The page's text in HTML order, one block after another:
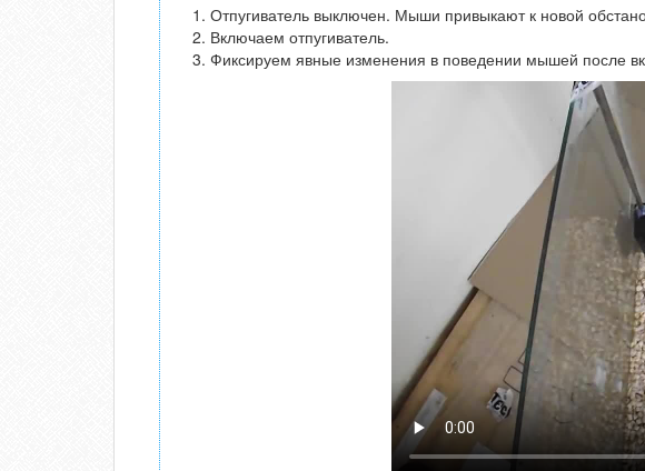
Отпугиватель выключен. Мыши привыкают к новой
Включаем отпугиватель.
Фиксируем явные изменения в поведении мышей после